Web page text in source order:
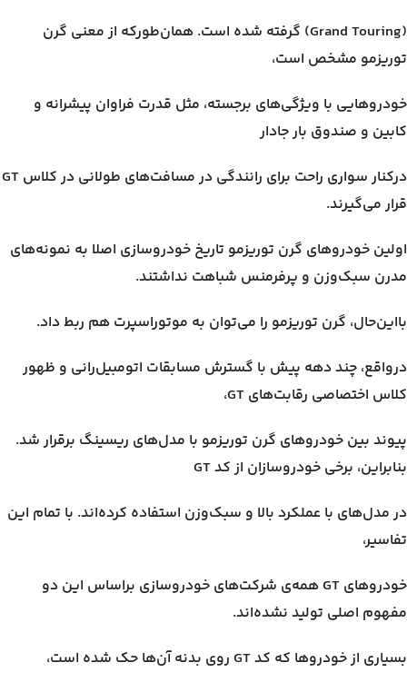
(Grand Touring) گرفته شده است. همان‌طورکه از معنی گرن
توریزمو مشخص است،
خودروهایی با ویژگی‌های برجسته، مثل قدرت فراوان پیشرانه و
کابین و صندوق بار جادار
درکنار سواری راحت برای رانندگی در مسافت‌های طولانی در کلاس GT
قرار می‌گیرند.
اولین خودروهای گرن توریزمو تاریخ خودروسازی اصلا به نمونه‌های
مدرن سبک‌وزن و پرفرمنس شباهت نداشتند.
بااین‌حال، گرن توریزمو را می‌توان به موتوراسپرت هم ربط داد.
درواقع، چند دهه پیش با گسترش مسابقات اتومبیل‌رانی و ظهور
کلاس اختصاصی رقابت‌های GT،
پیوند بین خودروهای گرن توریزمو با مدل‌های ریسینگ برقرار شد.
بنابراین، برخی خودروسازان از کد GT
در مدل‌های با عملکرد بالا و سبک‌وزن استفاده کرده‌اند. با تمام این
تفاسیر،
خودروهای GT همه‌ی شرکت‌های خودروسازی براساس این دو
مفهوم اصلی تولید نشده‌اند.
بسیاری از خودروها که کد GT روی بدنه آن‌ها حک شده است،